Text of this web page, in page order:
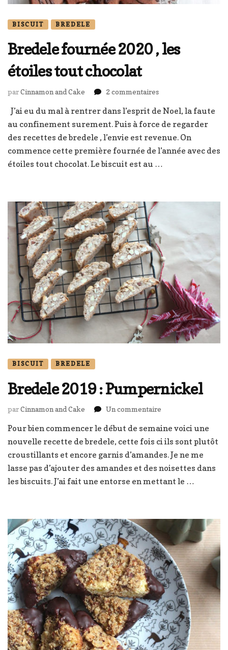
BISCUIT BREDELE
Bredele fournée 2020 , les
étoiles tout chocolat
parCinnamon and Cake 2 commentairessur
fournée
2020
étoiles
tout
J’ai eu du mal à rentrer dans l’esprit de Noel, la faute
au confinement surement. Puis à force de regarder
des recettes de bredele , l’envie est revenue. On
commence cette première fournée de l’année avec des
étoiles tout chocolat. Le biscuit est au …
BISCUIT BREDELE
Bredele 2019 : Pumpernickel
parCinnamon and Cake Un commentaire
2019
:
Pumpernickel
Pour bien commencer le début de semaine voici une
nouvelle recette de bredele, cette fois ci ils sont plutôt
croustillants et encore garnis d’amandes. Je ne me
lasse pas d’ajouter des amandes et des noisettes dans
les biscuits. J’ai fait une entorse en mettant le …